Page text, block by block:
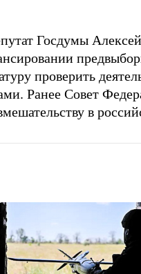
Госдумы
проверить
Ранее Совет
в